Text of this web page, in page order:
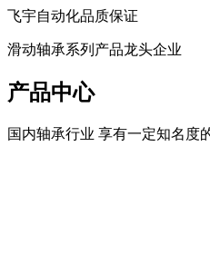
飞宇自动化品质保证
滑动轴承系列产品龙头企业
产品中心
国内轴承行业 享有一定知名度